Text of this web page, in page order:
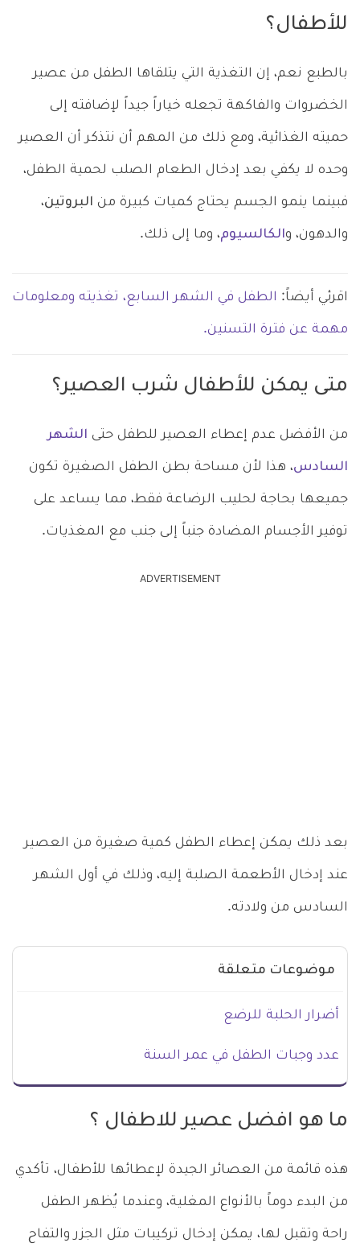
للأطفال؟
بالطبع نعم، إن التغذية التي يتلقاها الطفل من عصير
الخضروات والفاكهة تجعله خياراً جيداً لإضافته إلى
حميته الغذائية، ومع ذلك من المهم أن نتذكر أن العصير
وحده لا يكفي بعد إدخال الطعام الصلب لحمية الطفل،
فبينما ينمو الجسم يحتاج كميات كبيرة من البروتين،
والدهون، والكالسيوم، وما إلى ذلك.
اقرئي أيضاً: الطفل في الشهر السابع، تغذيته ومعلومات
مهمة عن فترة التسنين.
متى يمكن للأطفال شرب العصير؟
من الأفضل عدم إعطاء العصير للطفل حتى الشهر
السادس، هذا لأن مساحة بطن الطفل الصغيرة تكون
جميعها بحاجة لحليب الرضاعة فقط، مما يساعد على
توفير الأجسام المضادة جنباً إلى جنب مع المغذيات.
ADVERTISEMENT
بعد ذلك يمكن إعطاء الطفل كمية صغيرة من العصير
عند إدخال الأطعمة الصلبة إليه، وذلك في أول الشهر
السادس من ولادته.
موضوعات متعلقة
أضرار الحلبة للرضع
عدد وجبات الطفل في عمر السنة
ما هو افضل عصير للاطفال ؟
هذه قائمة من العصائر الجيدة لإعطائها للأطفال، تأكدي
من البدء دوماً بالأنواع المغلية، وعندما يُظهر الطفل
راحة وتقبل لها، يمكن إدخال تركيبات مثل الجزر والتفاح